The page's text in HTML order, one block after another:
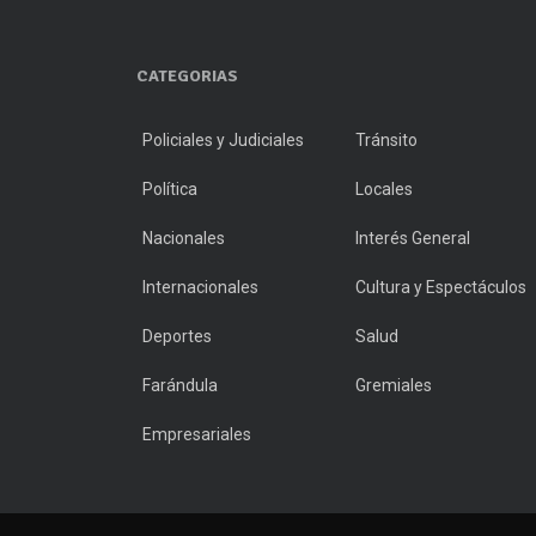
CATEGORIAS
Policiales y Judiciales Tránsito
Política Locales
Nacionales Interés General
Internacionales Cultura y Espectáculos
Deportes Salud
Farándula Gremiales
Empresariales